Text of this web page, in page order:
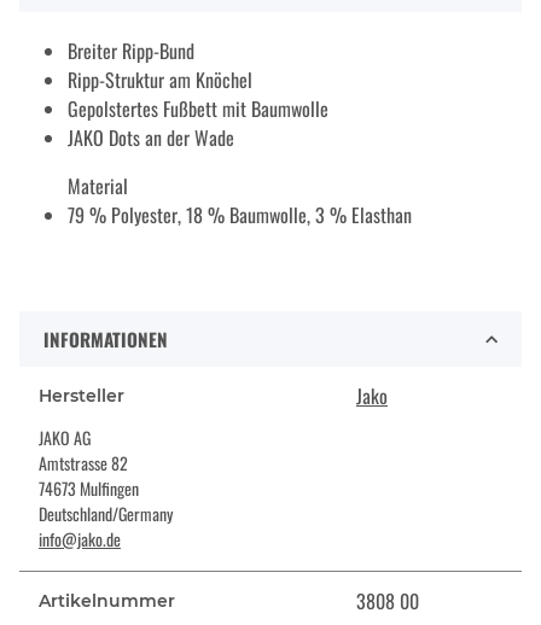
Breiter Ripp-Bund
Ripp-Struktur am Knöchel
Gepolstertes Fußbett mit Baumwolle
JAKO Dots an der Wade
Material
79 % Polyester, 18 % Baumwolle, 3 % Elasthan
INFORMATIONEN
Hersteller Jako
JAKO AG
Amtstrasse 82
74673 Mulfingen
Deutschland/Germany
info@jako.de
Artikelnummer 3808 00